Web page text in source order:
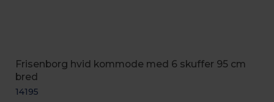
Frisenborg hvid kommode med 6 skuffer 95 cm
bred
14195